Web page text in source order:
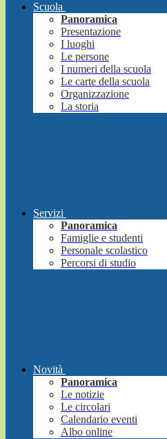
Scuola
Panoramica
Presentazione
I luoghi
Le persone
I numeri della scuola
Le carte della scuola
Organizzazione
La storia
Servizi
Panoramica
Famiglie e studenti
Personale scolastico
Percorsi di studio
Novità
Panoramica
Le notizie
Le circolari
Calendario eventi
Albo online